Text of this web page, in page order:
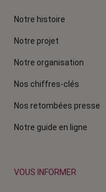
Notre histoire
Notre projet
Notre organisation
Nos chiffres-clés
Nos retombées presse
Notre guide en ligne
VOUS INFORMER